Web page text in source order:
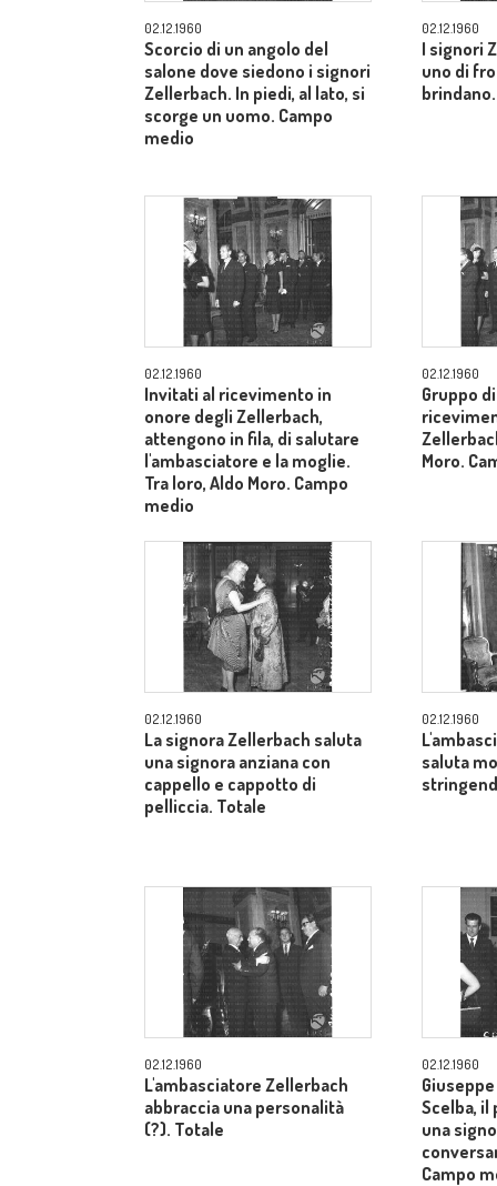
02.12.1960
Scorcio di un angolo del
salone dove siedono i signori
Zellerbach. In piedi, al lato, si
scorge un uomo. Campo
medio
02.12.1960
I signori
uno di
02.12.1960
Invitati al ricevimento in
onore degli Zellerbach,
attengono in fila, di salutare
l'ambasciatore e la moglie.
Tra loro, Aldo Moro. Campo
medio
02.12.1960
Gruppo
Moro.
02.12.1960
La signora Zellerbach saluta
una signora anziana con
cappello e cappotto di
pelliccia. Totale
02.12.1960
saluta
02.12.1960
L'ambasciatore Zellerbach
abbraccia una personalità
(?). Totale
02.12.1960
Scelba,
una
Campo